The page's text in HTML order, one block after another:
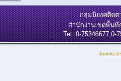
กลุ่มนิเทศติดต
สำนักงานเขตพื้น
Tel. 0-75346677,0-
Joomla